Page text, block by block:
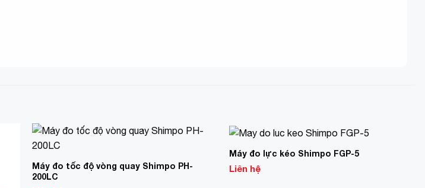
Wishlist
Máy đo tốc độ vòng quay Shimpo PH-
200LC
Máy đo lực kéo Shimpo FGP-5
Liên hệ